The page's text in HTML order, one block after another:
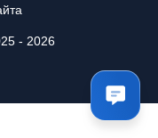
- 2026